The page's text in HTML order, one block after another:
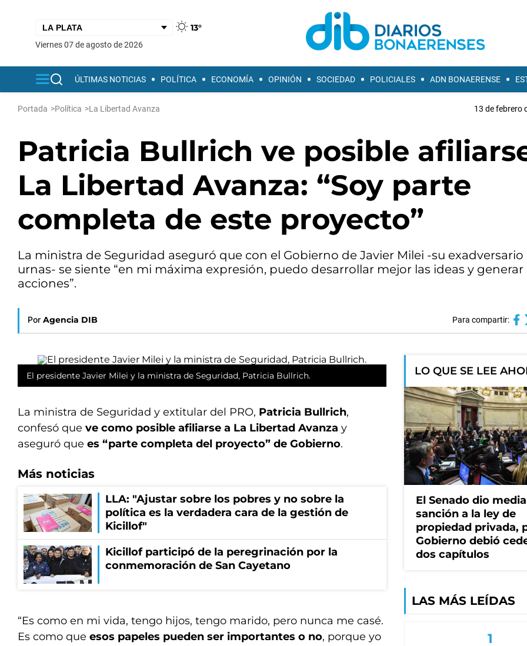
13°
viernes 07 de agosto de 2026
ÚLTIMAS NOTICIAS POLÍTICA ECONOMÍA OPINIÓN SOCIEDAD POLICIALES ADN BONAERENSE
Portada >Política >La Libertad Avanza 13 de febrero
Patricia Bullrich ve posible
La Libertad Avanza: “Soy parte
completa de este proyecto”
La ministra de Seguridad aseguró que con el Gobierno de Javier Milei -su exadversario
urnas- se siente “en mi máxima expresión, puedo desarrollar mejor las ideas y generar
acciones”.
Por Agencia DIB Para compartir:
El presidente Javier Milei y la ministra de Seguridad, Patricia Bullrich.
La ministra de Seguridad y extitular del PRO, Patricia Bullrich,
confesó que ve como posible afiliarse a La Libertad Avanza y
aseguró que es “parte completa del proyecto” de Gobierno.
Más noticias
LLA: "Ajustar sobre los pobres y no sobre la
política es la verdadera cara de la gestión de
Kicillof"
Kicillof participó de la peregrinación por la
conmemoración de San Cayetano
“Es como en mi vida, tengo hijos, tengo marido, pero nunca me casé.
Es como que esos papeles pueden ser importantes o no, porque yo
LO QUE SE LEE
El Senado dio media
sanción a la ley de
propiedad privada,
Gobierno debió
dos capítulos
LAS MÁS LEÍDAS